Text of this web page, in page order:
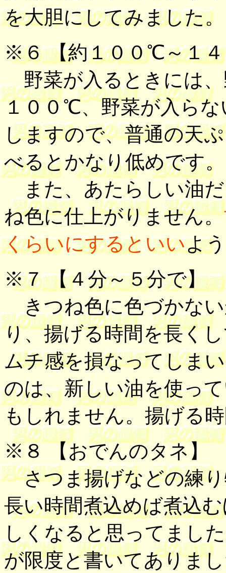
を大胆にしてみました。
※６ 【約１００℃～１
野菜が入るときには、
１００℃、野菜が入ら
しますので、普通の天
べるとかなり低めです。
また、あたらしい油
ね色に仕上がりません。
くらいにするといいよ
※７ 【４分～５分で】
きつね色に色づかない
り、揚げる時間を長く
ムチ感を損なってしま
のは、新しい油を使っ
もしれません。揚げる
※８ 【 おでんのタネ 】
さつま揚げなどの練り
長い時間煮込めば煮込
しくなると思ってまし
が限度と書いてありま